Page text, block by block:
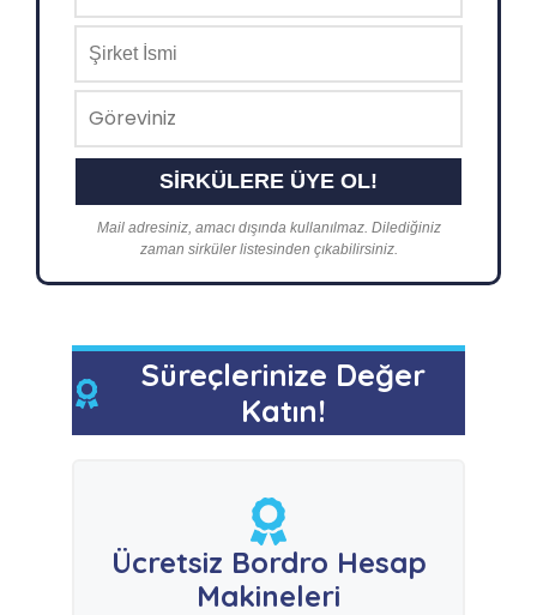
Mail adresiniz, amacı dışında kullanılmaz. Dilediğiniz
zaman sirküler listesinden çıkabilirsiniz.
Süreçlerinize Değer
Katın!
Ücretsiz Bordro Hesap
Makineleri